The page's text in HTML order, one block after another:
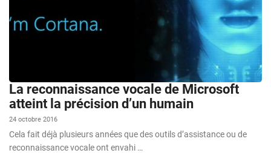
La reconnaissance vocale de Microsoft
atteint la précision d’un humain
24 octobre 2016
Cela fait déjà plusieurs années que des outils d’assistance ou de
reconnaissance vocale ont envahi …